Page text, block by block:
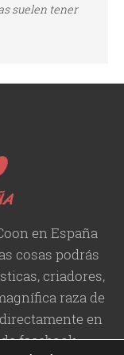
suelen tener
en España
cosas podrás
, criadores,
raza de
en
facebook.